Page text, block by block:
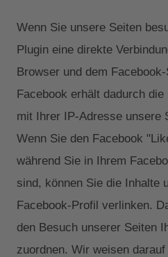
Wenn Sie unsere Seiten
Plugin eine direkte
Browser und dem
Facebook erhält dadurch
mit Ihrer IP-Adresse unsere
Wenn Sie den Facebook
während Sie in Ihrem
sind, können Sie die Inhalte
Facebook-Profil verlinken.
den Besuch unserer Seiten
zuordnen. Wir weisen